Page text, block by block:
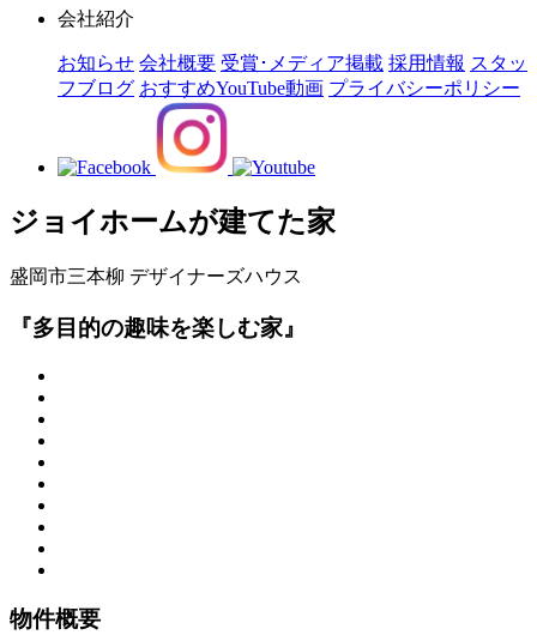
会社紹介
お知らせ 会社概要 受賞･メディア掲載 採用情報 スタッ
フブログ おすすめYouTube動画 プライバシーポリシー
ジョイホームが建てた家
盛岡市三本柳 デザイナーズハウス
『多目的の趣味を楽しむ家』
物件概要